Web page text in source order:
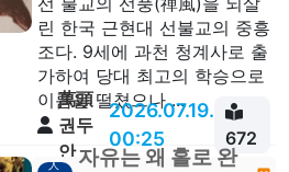
린 한국 근현대 선불교의 중흥
조다. 9세에 과천 청계사로 출
가하여 당대 최고의 학승으로
이름을 떨쳤으나 ...
萬頭
권두
안
2026.07.19.
00:25
672
人
자유는 왜 홀로 완